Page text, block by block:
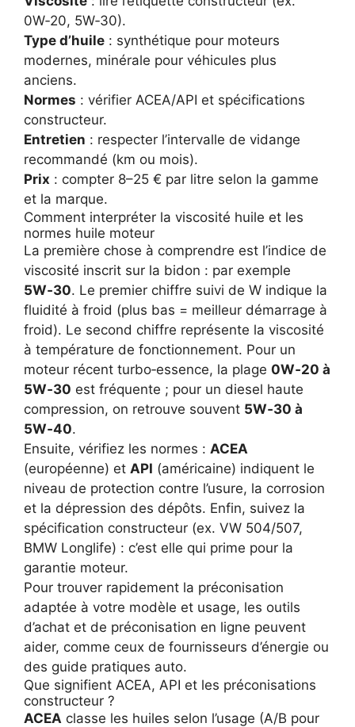
0W‑20, 5W‑30).
Type d’huile : synthétique pour moteurs
modernes, minérale pour véhicules plus
anciens.
Normes : vérifier ACEA/API et spécifications
constructeur.
Entretien : respecter l’intervalle de vidange
recommandé (km ou mois).
Prix : compter 8–25 € par litre selon la gamme
et la marque.
Comment interpréter la viscosité huile et les
normes huile moteur
La première chose à comprendre est l’indice de
viscosité inscrit sur la bidon : par exemple
5W‑30. Le premier chiffre suivi de W indique la
fluidité à froid (plus bas = meilleur démarrage à
froid). Le second chiffre représente la viscosité
à température de fonctionnement. Pour un
moteur récent turbo‑essence, la plage 0W‑20 à
5W‑30 est fréquente ; pour un diesel haute
compression, on retrouve souvent 5W‑30 à
5W‑40.
Ensuite, vérifiez les normes : ACEA
(européenne) et API (américaine) indiquent le
niveau de protection contre l’usure, la corrosion
et la dépression des dépôts. Enfin, suivez la
spécification constructeur (ex. VW 504/507,
BMW Longlife) : c’est elle qui prime pour la
garantie moteur.
Pour trouver rapidement la préconisation
adaptée à votre modèle et usage, les outils
d’achat et de préconisation en ligne peuvent
aider, comme ceux de fournisseurs d’énergie ou
des guide pratiques auto.
Que signifient ACEA, API et les préconisations
constructeur ?
ACEA classe les huiles selon l’usage (A/B pour